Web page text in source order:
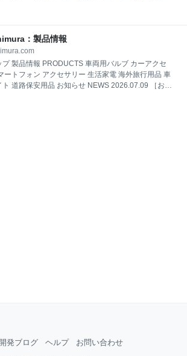
に日々ご尽力されている皆様方に深く感謝申し上げ
府の緊急事態宣言と東京都の自粛要請に応じて、4
お問い合わせに関しましてはお電話での受付を一
には多大なご不便をお掛けしていたところです。
緊急事態解除宣言に鑑み、弊社では従業員を段階
させることとし、6月1日（月）より当面の間、平日
15時の時間帯でお電話での受付を再開することと
：製品情報
製品情報 PRODUCTS 車両用バルブ カーアクセ
ートフォン アクセサリー 生活家電 海外旅行用品 車
道路保安用品 お知らせ NEWS 2026.07.09 ［お知
開発ブログ ヘルプ お問い合わせ